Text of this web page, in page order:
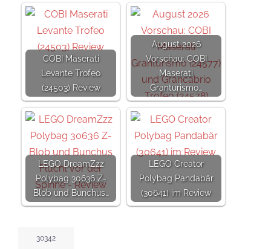
COBI Maserati
Levante Trofeo
(24503) Review
August 2026
Vorschau: COBI
Maserati
Granturismo…
LEGO DreamZzz
Polybag 30636 Z-
Blob und Bunchus…
LEGO Creator
Polybag Pandabär
(30641) im Review
30342